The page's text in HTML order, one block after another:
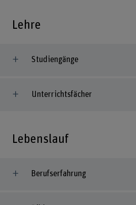
Lehre
Studiengänge
Unterrichtsfächer
Lebenslauf
Berufserfahrung